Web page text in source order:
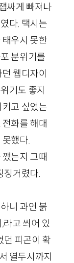
싸게 빠져나
다. 택시는
우지 못한
분위기를
웹디자이
기도 좋지
고 싶었는
화를 해대
했다.
는지 그때
징거렸다.
니 과연 붉
라고 씌어 있
던 피곤이 확
열두시까지